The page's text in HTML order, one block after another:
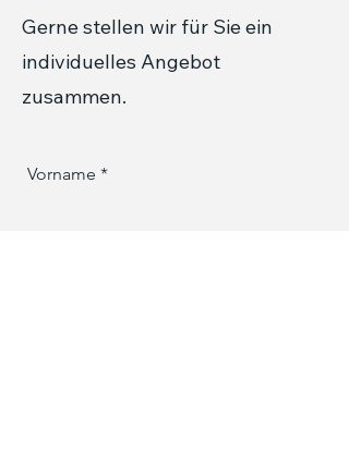
Gerne stellen wir für Sie ein
individuelles Angebot
zusammen.
Vorname